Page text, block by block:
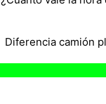
Diferencia camión